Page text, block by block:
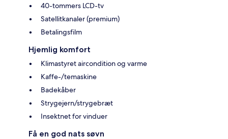
40-tommers LCD-tv
Satellitkanaler (premium)
Betalingsfilm
Hjemlig komfort
Klimastyret aircondition og varme
Kaffe-/temaskine
Badekåber
Strygejern/strygebræt
Insektnet for vinduer
Få en god nats søvn